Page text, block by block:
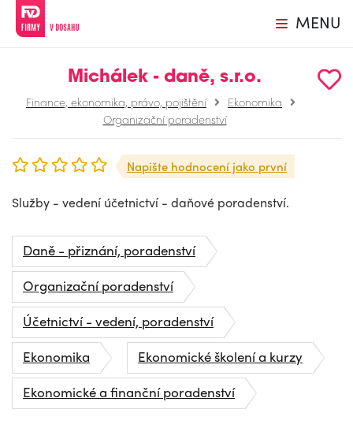
MENU
Michálek - daně, s.r.o.
Finance, ekonomika, právo, pojištění
Ekonomika
Organizační poradenství
Napište hodnocení jako první
Služby - vedení účetnictví - daňové poradenství.
Daně - přiznání, poradenství
Organizační poradenství
Účetnictví - vedení, poradenství
Ekonomika
Ekonomické školení a kurzy
Ekonomické a finanční poradenství